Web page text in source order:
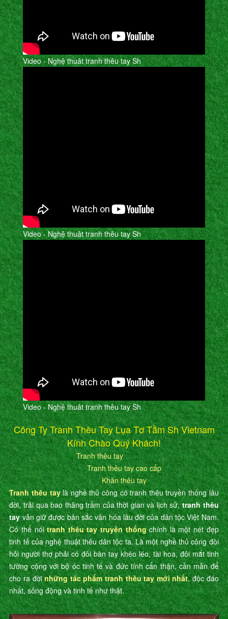
Video - Nghệ thuât tranh thêu tay Sh
Video - Nghệ thuât tranh thêu tay Sh
Video - Nghệ thuât tranh thêu tay Sh
Công Ty Tranh Thêu Tay Lụa Tơ Tằm Sh Vietnam
Kính Chào Quý Khách!
Tranh thêu tay
Tranh thêu tay cao cấp
Khăn thêu tay
Tranh thêu taylà nghề thủ công có tranh thêu truyền thống lâu
đời, trải qua bao thăng trầm của thời gian và lịch sử,tranh thêu
tayvẫn giữ được bản sắc văn hóa lâu đời của dân tộc Việt Nam.
Có thể nóitranh thêu tay truyền thốngchính là một nét đẹp
tinh tế của nghệ thuật thêu dân tộc ta. Là một nghề thủ công đòi
hỏi người thợ phải có đôi bàn tay khéo léo, tài hoa, đôi mắt tinh
tường cộng với bộ óc tinh tế và đức tính cẩn thận, cần mẫn để
cho ra đờinhững tác phẩm tranh thêu tay mới nhất, độc đáo
nhất, sống động và tinh tế như thật.